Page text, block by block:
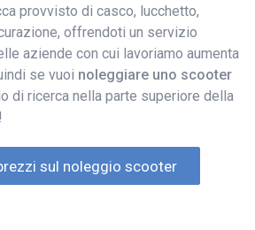
provvisto di casco, lucchetto,
offrendoti un servizio
aziende con cui lavoriamo aumenta
se vuoi noleggiare uno scooter
di ricerca nella parte superiore della
sul noleggio scooter